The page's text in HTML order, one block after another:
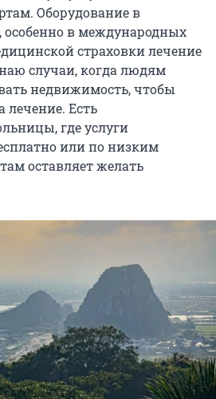
Оборудование в
особенно в международных
страховки лечение
случаи, когда людям
недвижимость, чтобы
лечение. Есть
где услуги
или по низким
оставляет желать